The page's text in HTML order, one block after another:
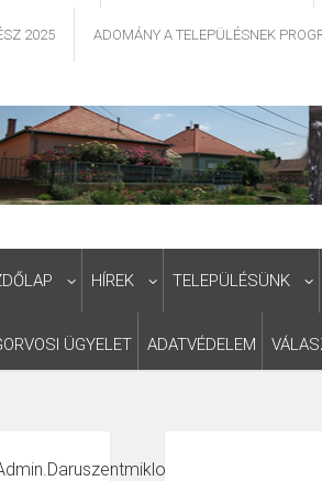
2025 ADOMÁNY A TELEPÜLÉSNEK
HÍREK TELEPÜLÉSÜNK
ÜGYELET ADATVÉDELEM